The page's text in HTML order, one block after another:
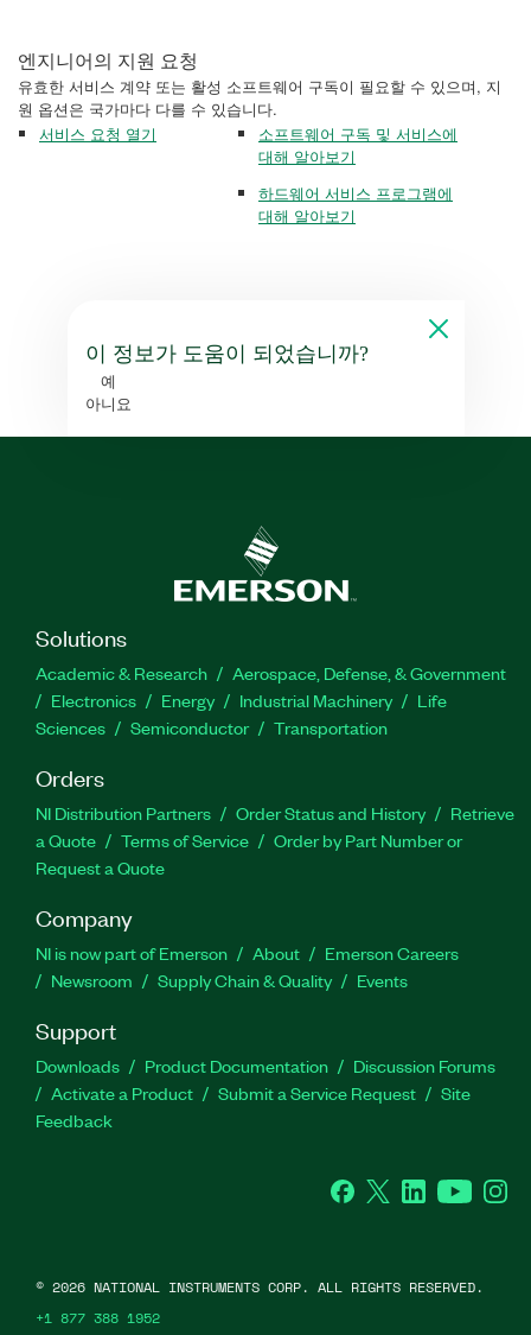
엔지니어의 지원 요청
유효한 서비스 계약 또는 활성 소프트웨어 구독이 필요할 수 있으며, 지
원 옵션은 국가마다 다를 수 있습니다.
서비스 요청 열기
소프트웨어 구독 및 서비스에
대해 알아보기
하드웨어 서비스 프로그램에
대해 알아보기
이 정보가 도움이 되었습니까?
예
아니요
Solutions
Academic & Research
Aerospace, Defense, & Government
Electronics
Energy Industrial Machinery
Life
Sciences
Semiconductor Transportation
Orders
NI Distribution Partners Order Status and History
Retrieve
a Quote
Terms of Service
Order by Part Number or
Request a Quote
Company
NI is now part of Emerson About
Emerson Careers
Newsroom
Supply Chain & Quality Events
Support
Downloads Product Documentation
Discussion Forums
Activate a Product
Submit a Service Request
Site
Feedback
Facebook
Twitter LinkedInYouTube
© 2026 NATIONAL INSTRUMENTS CORP. ALL RIGHTS RESERVED.
+1 877 388 1952